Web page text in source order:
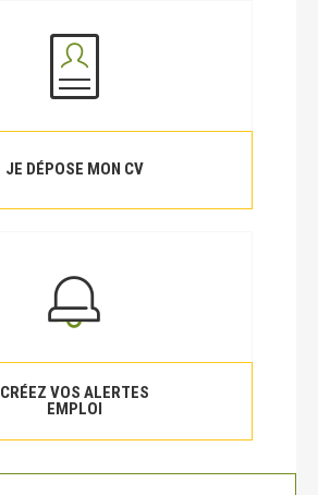
JE DÉPOSE MON CV
CRÉEZ VOS ALERTES
EMPLOI